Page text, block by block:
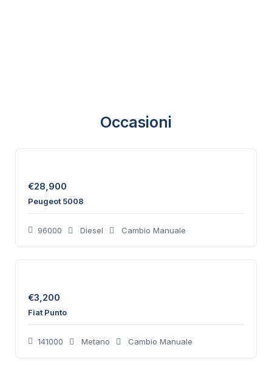
Occasioni
€28,900
Peugeot 5008
96000 Diesel Cambio Manuale
€3,200
Fiat Punto
141000 Metano Cambio Manuale